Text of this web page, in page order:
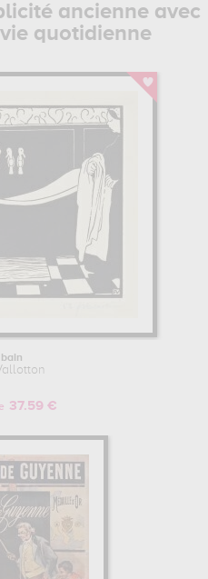
ancienne avec
quotidienne
bain
37.59 €